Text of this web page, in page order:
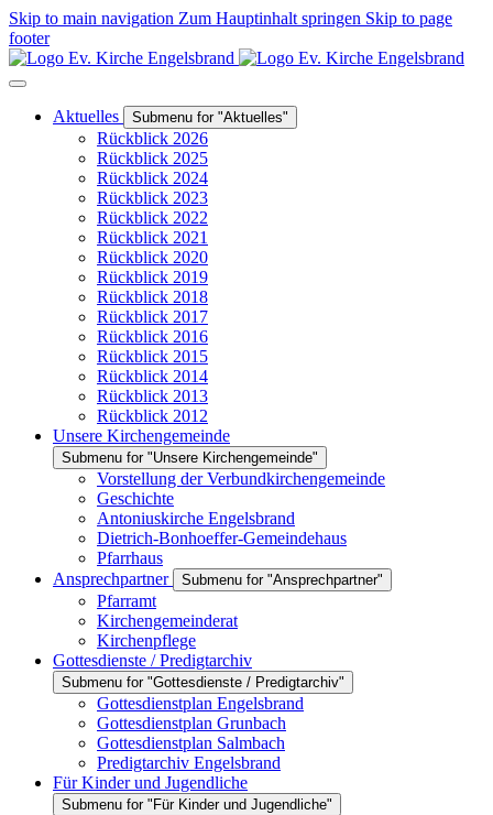
Skip to main navigation Zum Hauptinhalt springen Skip to page
footer
Aktuelles Submenu for "Aktuelles"
Rückblick 2026
Rückblick 2025
Rückblick 2024
Rückblick 2023
Rückblick 2022
Rückblick 2021
Rückblick 2020
Rückblick 2019
Rückblick 2018
Rückblick 2017
Rückblick 2016
Rückblick 2015
Rückblick 2014
Rückblick 2013
Rückblick 2012
Unsere Kirchengemeinde
Submenu for "Unsere Kirchengemeinde"
Vorstellung der Verbundkirchengemeinde
Geschichte
Antoniuskirche Engelsbrand
Dietrich-Bonhoeffer-Gemeindehaus
Pfarrhaus
Ansprechpartner
Submenu for "Ansprechpartner"
Pfarramt
Kirchengemeinderat
Kirchenpflege
Gottesdienste / Predigtarchiv
Submenu for "Gottesdienste / Predigtarchiv"
Gottesdienstplan Engelsbrand
Gottesdienstplan Grunbach
Gottesdienstplan Salmbach
Predigtarchiv Engelsbrand
Für Kinder und Jugendliche
Submenu for "Für Kinder und Jugendliche"